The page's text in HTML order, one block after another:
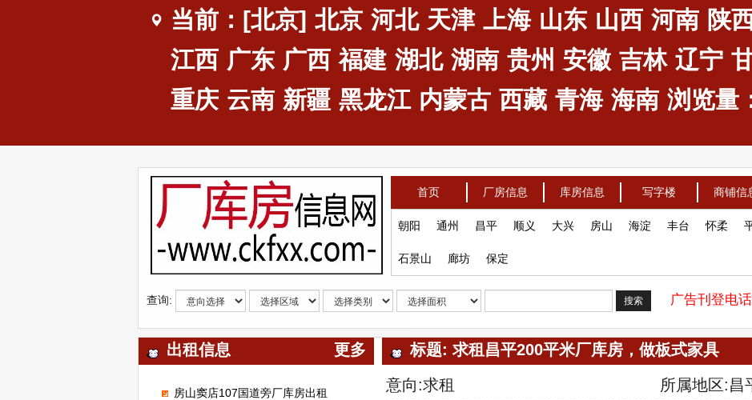
当前：[北京] 北京 河北 天津 上海 山东 山西 河南 陕
江西 广东 广西 福建 湖北 湖南 贵州 安徽 吉林 辽宁
重庆 云南 新疆 黑龙江 内蒙古 西藏 青海 海南 浏览量
首页 厂房信息 库房信息 写字楼 商铺信
朝阳 通州 昌平 顺义 大兴 房山 海淀 丰台 怀柔
石景山 廊坊 保定
查询: 搜索 广告刊登电
出租信息 更多
房山窦店107国道旁厂库房出租
标题: 求租昌平200平米厂库房，做板式家具
意向:求租
所属地区:昌